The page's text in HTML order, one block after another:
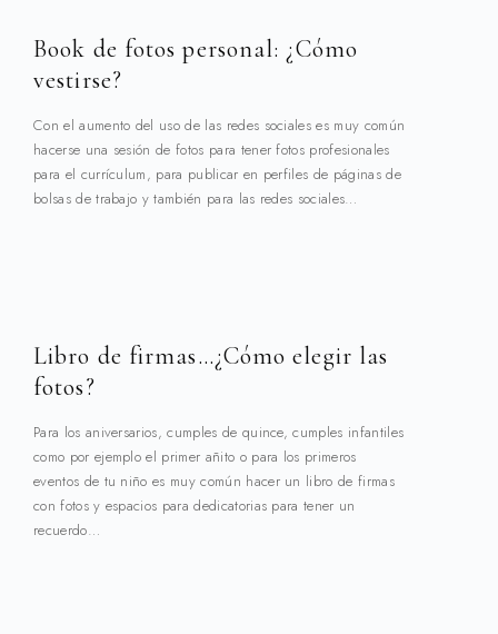
Book de fotos personal: ¿Cómo
vestirse?
Con el aumento del uso de las redes sociales es muy común
hacerse una sesión de fotos para tener fotos profesionales
para el currículum, para publicar en perfiles de páginas de
bolsas de trabajo y también para las redes sociales…
Libro de firmas…¿Cómo elegir las
fotos?
Para los aniversarios, cumples de quince, cumples infantiles
como por ejemplo el primer añito o para los primeros
eventos de tu niño es muy común hacer un libro de firmas
con fotos y espacios para dedicatorias para tener un
recuerdo…